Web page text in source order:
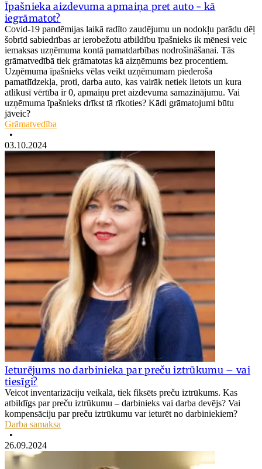
Īpašnieka aizdevuma apmaiņa pret auto - kā
iegrāmatot?
Covid-19 pandēmijas laikā radīto zaudējumu un nodokļu parādu dēļ
šobrīd sabiedrības ar ierobežotu atbildību īpašnieks ik mēnesi veic
iemaksas uzņēmuma kontā pamatdarbības nodrošināšanai. Tās
grāmatvedībā tiek grāmatotas kā aizņēmums bez procentiem.
Uzņēmuma īpašnieks vēlas veikt uzņēmumam piederoša
pamatlīdzekļa, proti, darba auto, kas vairāk netiek lietots un kura
atlikusī vērtība ir 0, apmaiņu pret aizdevuma samazinājumu. Vai
uzņēmuma īpašnieks drīkst tā rīkoties? Kādi grāmatojumi būtu
jāveic?
Grāmatvedība
•
03.10.2024
Ieturējums no darbinieka par preču iztrūkumu – vai
tiesīgi?
Veicot inventarizāciju veikalā, tiek fiksēts preču iztrūkums. Kas
atbildīgs par preču iztrūkumu – darbinieks vai darba devējs? Vai
kompensāciju par preču iztrūkumu var ieturēt no darbiniekiem?
Darba samaksa
•
26.09.2024